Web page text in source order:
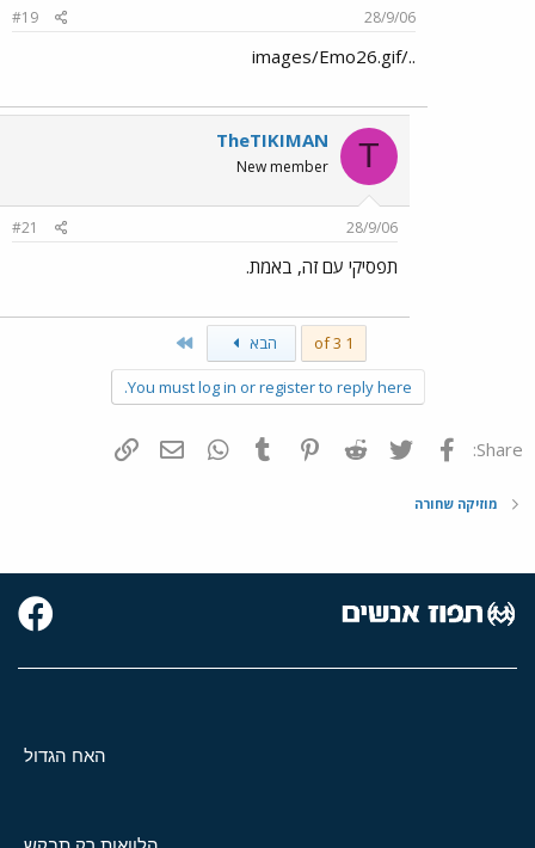
28/9/06
#19
../images/Emo26.gif
T
TheTIKIMAN
New member
28/9/06
#21
תפסיקי עם זה, באמת.
1 of 3 הבא
You must log in or register to reply here.
Share: פייסבוק Twitter
Reddit
Pinterest
Tumblr
WhatsAppדואר אלקטרוני
מוזיקה שחורה
האח הגדול